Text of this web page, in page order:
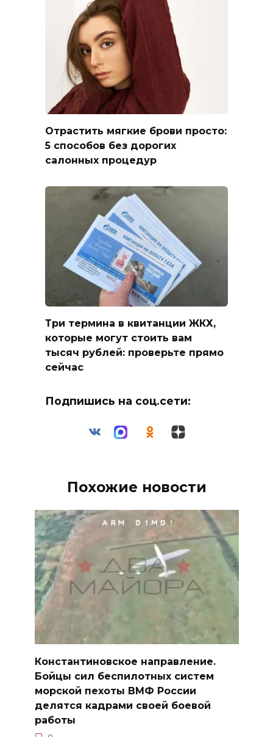
Отрастить мягкие брови просто:
5 способов без дорогих
салонных процедур
Три термина в квитанции ЖКХ,
которые могут стоить вам
тысяч рублей: проверьте прямо
сейчас
Подпишись на соц.сети:
Похожие новости
Константиновское направление.
Бойцы сил беспилотных систем
морской пехоты ВМФ России
делятся кадрами своей боевой
работы